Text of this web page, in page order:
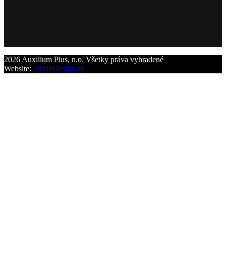
2026 Auxilium Plus, n.o. Všetky práva vyhradené
Website: JarvinDesign.sk